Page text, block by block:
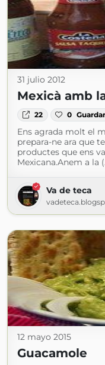
31 julio 2012
Mexicà amb
22 0 Guardar
Ens agrada molt el
prepara-ne ara que
productes que ens
Mexicana.Anem a la
Va de teca
12 mayo 2015
Guacamole